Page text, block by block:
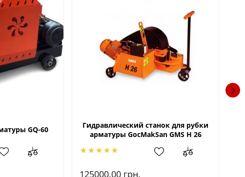
GQ-60
Гидравлический станок для рубки
арматуры GocMakSan GMS H 26
125000.00 грн.